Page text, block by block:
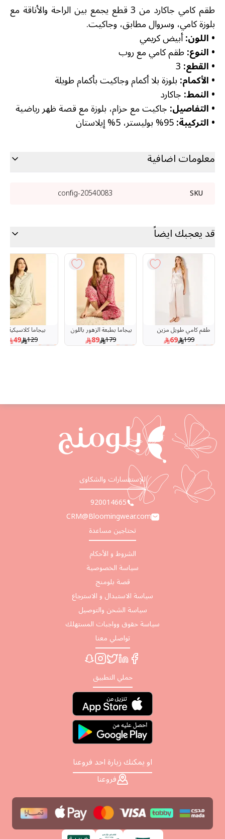
طقم كامي جاكارد من 3 قطع يجمع بين الراحة والأناقة مع
بلوزة كامي، وسروال مطابق، وجاكيت.
• اللون:أبيض كريمي
• النوع:طقم كامي مع روب
• القطع:
• الأكمام:بلوزة بلا أكمام وجاكيت بأكمام طويلة
• النمط:جاكارد
• التفاصيل:جاكيت مع حزام، بلوزة مع قصة ظهر رياضية
• التركيبة:
معلومات اضافية
SKU
20540083-config
قد يعجبك ايضاً
طقم كامي طويل مزين
بالدانتيل199
69
بيجاما بطبعة الزهور باللون
الوردي مع حقيبة مطابقة
179
89
بيجاما كلاسيكية
129
49
للإستفسارات والشكاوى
920014665
CRM@Bloomingwear.com
تحتاجين مساعدة
الشروط و الأحكام
سياسة الخصوصية
قصة بلومنج
سياسة الاستبدال و الاسترجاع
سياسة الشحن والتوصيل
سياسة حقوق وواجبات المستهلك
تواصلي معنا
حملي التطبيق
او يمكنك زيارة احد فروعنا
فروعنا